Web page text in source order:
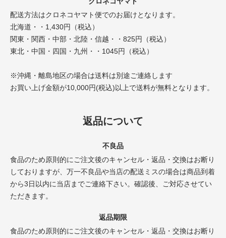
配送方法はクロネコヤマト便でのお届けとなります。
北海道・・1,430円（税込）
関東・関西・中部・北陸・信越・・825円（税込）
東北・中国・四国・九州・・1045円（税込）
※沖縄・離島地区の場合は送料は別途ご連絡します
お買い上げ金額が10,000円(税込)以上で送料が無料となります。
返品について
不良品
食品のため原則的にご注文後のキャンセル・返品・交換はお断り
しておりますが、万一不良品や当店の配送ミスの場合は商品到着
から3日以内に当店までご連絡下さい。確認後、ご対応させてい
ただきます。
返品期限
食品のため原則的にご注文後のキャンセル・返品・交換はお断り